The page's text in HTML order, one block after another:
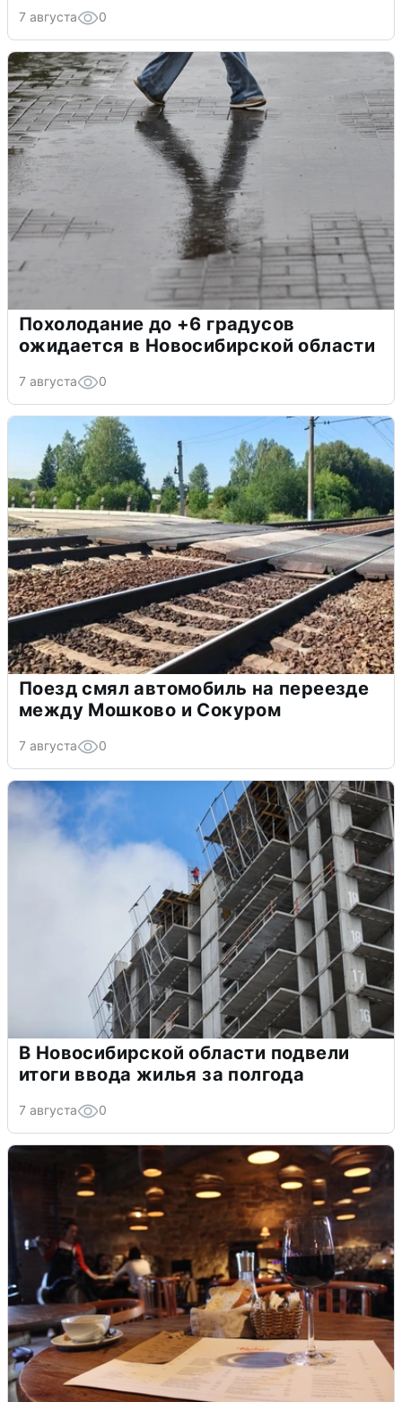
7 августа 0
Похолодание до +6 градусов
ожидается в Новосибирской области
7 августа 0
Поезд смял автомобиль на переезде
между Мошково и Сокуром
7 августа 0
В Новосибирской области подвели
итоги ввода жилья за полгода
7 августа 0